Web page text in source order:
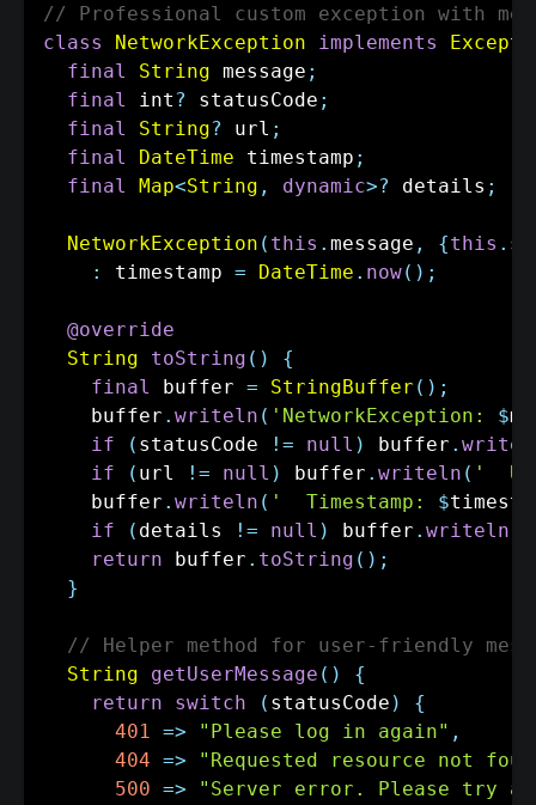
// Professional custom exception with
class
NetworkException implements
final
String message ;
final
int ? statusCode ;
final
String? url ;
final
DateTime timestamp ;
final
Map<String , dynamic>? details ;
NetworkException ( this . message , {this .
:
timestamp = DateTime . now( ) ;
@override
String
toString ( )
{
final
buffer = StringBuffer ( ) ;
    buffer
. writeln ( 'NetworkException: $
if
( statusCode != null ) buffer .
if
( url != null ) buffer . writeln ( '
    buffer
. writeln ( '  Timestamp: $
if
( details != null ) buffer . writeln
return buffer . toString ( ) ;
}
// Helper method for user-friendly
String
getUserMessage ( )
{
return
switch ( statusCode )
{
401
=> "Please log in again" ,
404 =>
"Requested resource not
500 => "Server error. Please try